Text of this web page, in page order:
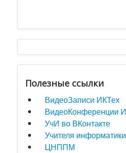
Полезные ссылки
ВидеоЗаписи ИКТех
ВидеоКонференции
УчИ во ВКонтакте
Учителя информатики
ЦНППМ